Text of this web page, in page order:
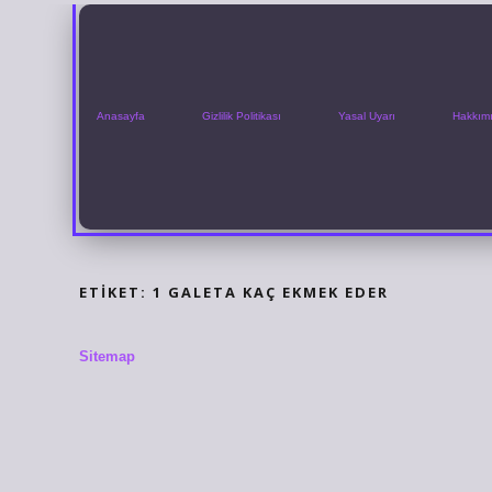
Anasayfa Gizlilik Politikası Yasal Uyarı
ETIKET: 1 GALETA KAÇ EKMEK EDER
Sitemap